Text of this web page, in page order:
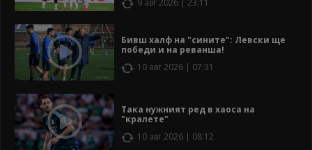
Бивш халф на "сините": Левски ще
победи и на реванша!
10 авг 2026 | 07:31
Така нужният ред в хаоса на
"кралете"
10 авг 2026 | 08:12